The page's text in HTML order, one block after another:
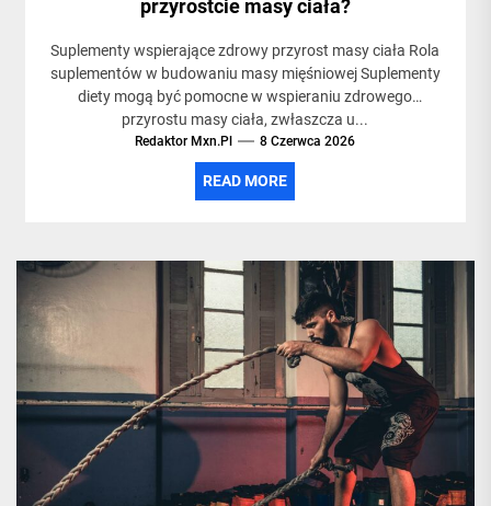
przyrostcie masy ciała?
Suplementy wspierające zdrowy przyrost masy ciała Rola
suplementów w budowaniu masy mięśniowej Suplementy
diety mogą być pomocne w wspieraniu zdrowego
przyrostu masy ciała, zwłaszcza u...
Redaktor Mxn.pl 8 Czerwca 2026
READ MORE